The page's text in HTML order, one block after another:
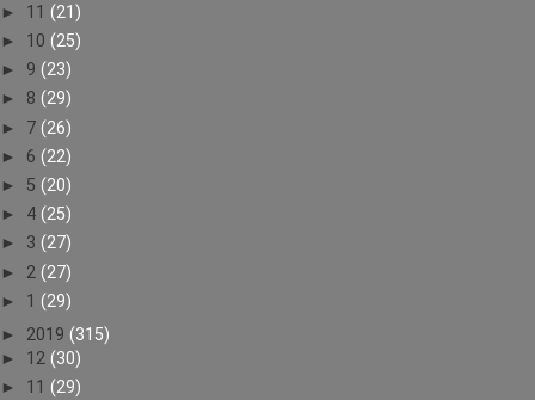
► 11 (21)
► 10 (25)
► 9 (23)
► 8 (29)
► 7 (26)
► 6 (22)
► 5 (20)
► 4 (25)
► 3 (27)
► 2 (27)
► 1 (29)
► 2019 (315)
► 12 (30)
► 11 (29)